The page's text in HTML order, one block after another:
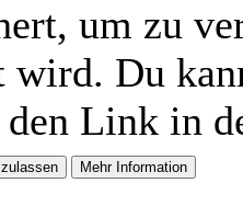
um zu
wird. Du
Link in